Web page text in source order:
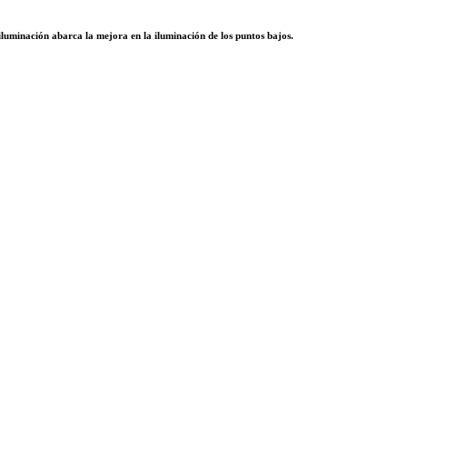
abarca la mejora en la iluminación de los puntos bajos.